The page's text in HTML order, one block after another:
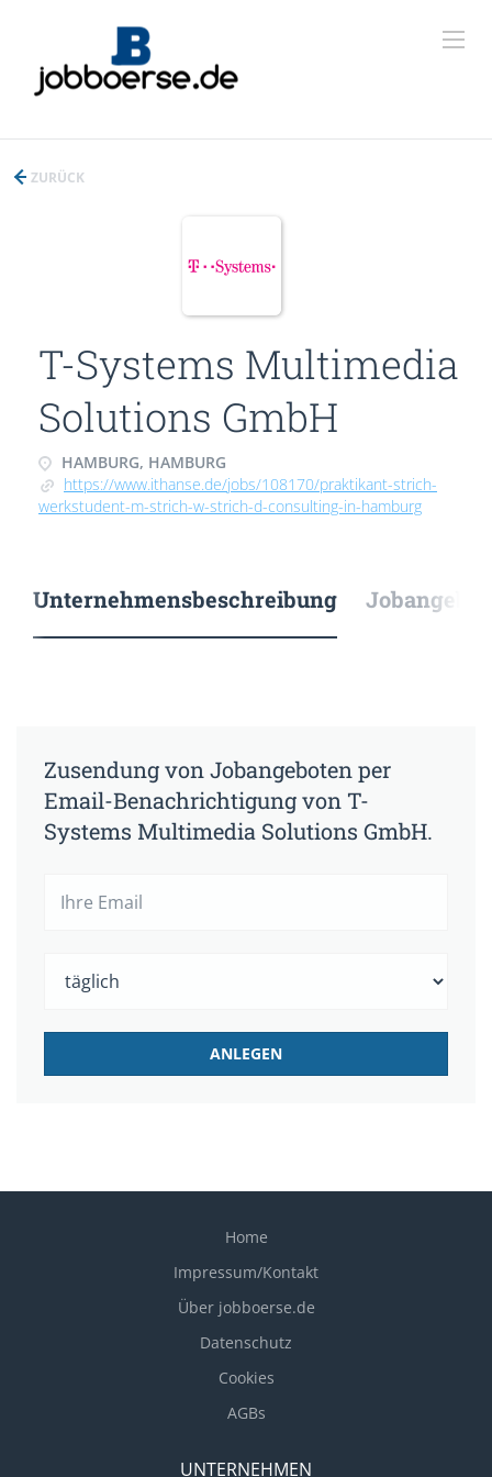
ZURÜCK
T-Systems Multimedia
Solutions GmbH
HAMBURG, HAMBURG
https://www.ithanse.de/jobs/108170/praktikant-strich-
werkstudent-m-strich-w-strich-d-consulting-in-hamburg
Unternehmensbeschreibung
Zusendung von Jobangeboten per
Email-Benachrichtigung von T-
Systems Multimedia Solutions GmbH.
Home
Impressum/Kontakt
Über jobboerse.de
Datenschutz
Cookies
AGBs
UNTERNEHMEN